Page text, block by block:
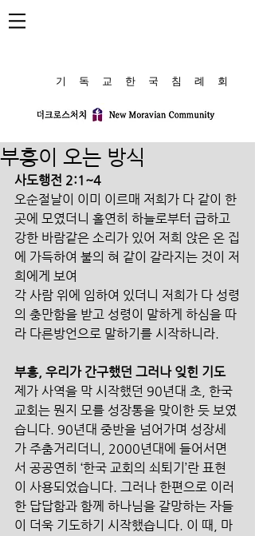
​기 독 교 한 국 침 례 회
부흥이 오는 방식
사도행전 2:1~4
오순절날이 이미 이르매 저희가 다 같이 한
곳에 모였더니 홀연히 하늘로부터 급하고
강한 바람같은 소리가 있어 저희 앉은 온 집
에 가득하여 불의 혀 같이 갈라지는 것이 저
희에게 보여
각 사람 위에 임하여 있더니 저희가 다 성령
의 충만함을 받고 성령이 말하게 하심을 따
라 다른방언으로 말하기를 시작하니라.
부흥, 우리가 간구했던 그러나 잊힌 기도
제가 사역을 막 시작했던 90년대 초, 한국
교회는 뭔지 모를 성장통을 맞이한 듯 보였
습니다. 90년대 중반을 넘어가며 성장세
가 주춤거리더니, 2000년대에 들어서면
서 공공연히 ‘한국 교회의 쇠퇴기’란 표현
이 사용되었습니다. 그러나 한편으로 이러
한 답답함과 함께 하나님을 갈망하는 자들
이 더욱 기도하기 시작했습니다. 이 때, 마